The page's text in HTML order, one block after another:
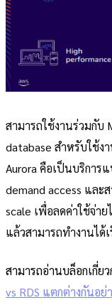
สามารถใช้งานร่วมกับ
database สำหรับใช้ง
Aurora คือเป็นบริการ
demand access แล
scale เพื่อลดค่าใช้จ่าย
แล้วสามารถทำงานได้
สามารถอ่านบล็อกเกี่ย
vs RDS แตกต่างกันอย่